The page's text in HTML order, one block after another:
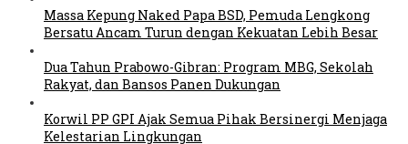
Massa Kepung Naked Papa BSD, Pemuda Lengkong
Bersatu Ancam Turun dengan Kekuatan Lebih Besar
Dua Tahun Prabowo-Gibran: Program MBG, Sekolah
Rakyat, dan Bansos Panen Dukungan
Korwil PP GPI Ajak Semua Pihak Bersinergi Menjaga
Kelestarian Lingkungan